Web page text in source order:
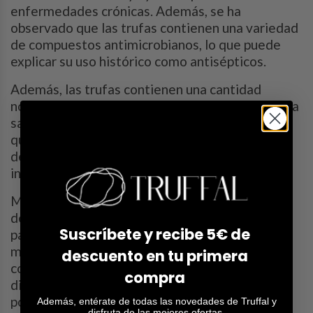
enfermedades crónicas. Además, se ha
observado que las trufas contienen una variedad
de compuestos antimicrobianos, lo que puede
explicar su uso histórico como antisépticos.
Además, las trufas contienen una cantidad
notable de fibra dietética, que es esencial para la
salud digestiva. Algunos estudios han sugerido
que las trufas pueden ayudar a mejorar la salud
del intestino y a promover un microbiota
intestinal saludable.
Mientras que la ciencia moderna sigue
desentrañando los misterios de las trufas,
parece claro que estos hongos gourmet tienen
mucho que ofrecer, tanto en términos de sabor
como de salud. Así que la próxima vez que
disfrutes de una trufa, podrás apreciarla no solo
por su sabor único, sino también por sus
Suscríbete y recibe 5€ de
descuento en tu primera
compra
Además, entérate de todas las novedades de Truffal y